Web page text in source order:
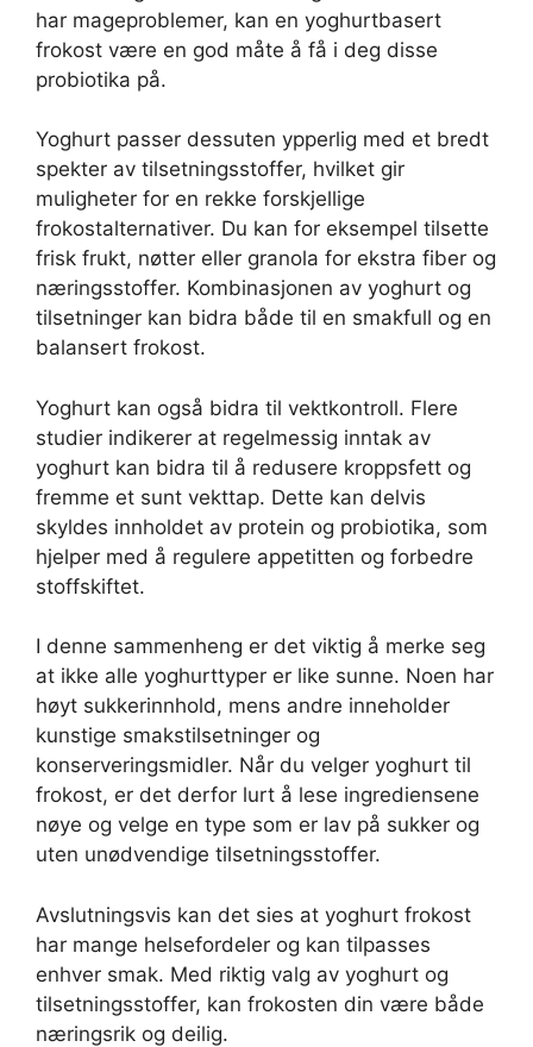
har mageproblemer, kan en yoghurtbasert
frokost være en god måte å få i deg disse
probiotika på.
Yoghurt passer dessuten ypperlig med et bredt
spekter av tilsetningsstoffer, hvilket gir
muligheter for en rekke forskjellige
frokostalternativer. Du kan for eksempel tilsette
frisk frukt, nøtter eller granola for ekstra fiber og
næringsstoffer. Kombinasjonen av yoghurt og
tilsetninger kan bidra både til en smakfull og en
balansert frokost.
Yoghurt kan også bidra til vektkontroll. Flere
studier indikerer at regelmessig inntak av
yoghurt kan bidra til å redusere kroppsfett og
fremme et sunt vekttap. Dette kan delvis
skyldes innholdet av protein og probiotika, som
hjelper med å regulere appetitten og forbedre
stoffskiftet.
I denne sammenheng er det viktig å merke seg
at ikke alle yoghurttyper er like sunne. Noen har
høyt sukkerinnhold, mens andre inneholder
kunstige smakstilsetninger og
konserveringsmidler. Når du velger yoghurt til
frokost, er det derfor lurt å lese ingrediensene
nøye og velge en type som er lav på sukker og
uten unødvendige tilsetningsstoffer.
Avslutningsvis kan det sies at yoghurt frokost
har mange helsefordeler og kan tilpasses
enhver smak. Med riktig valg av yoghurt og
tilsetningsstoffer, kan frokosten din være både
næringsrik og deilig.